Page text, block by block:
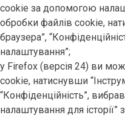
cookie за допомогою
обробки файлів cookie,
браузера”,
налаштування”;
у Firefox (версія 24) ви
cookie, натиснувши
“Конфіденційність”,
налаштування для